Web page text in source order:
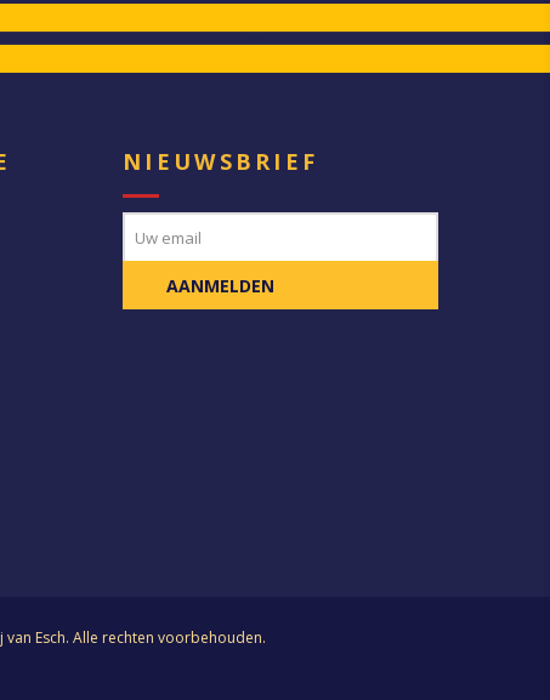
NIEUWSBRIEF
van Esch. Alle rechten voorbehouden.